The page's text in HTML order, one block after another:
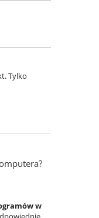
Tylko
w